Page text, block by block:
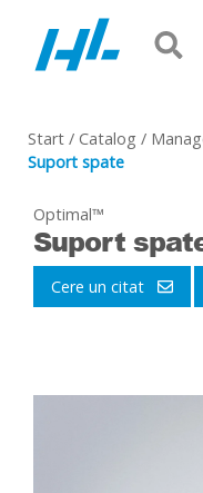
Start / Catalog /
Suport spate
Optimal™
Suport
Cere un citat